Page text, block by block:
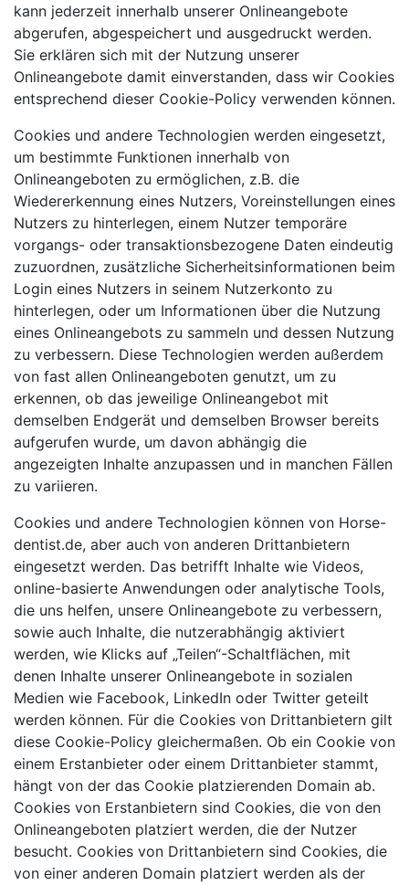
kann jederzeit innerhalb unserer Onlineangebote
abgerufen, abgespeichert und ausgedruckt werden.
Sie erklären sich mit der Nutzung unserer
Onlineangebote damit einverstanden, dass wir Cookies
entsprechend dieser Cookie-Policy verwenden können.
Cookies und andere Technologien werden eingesetzt,
um bestimmte Funktionen innerhalb von
Onlineangeboten zu ermöglichen, z.B. die
Wiedererkennung eines Nutzers, Voreinstellungen eines
Nutzers zu hinterlegen, einem Nutzer temporäre
vorgangs- oder transaktionsbezogene Daten eindeutig
zuzuordnen, zusätzliche Sicherheitsinformationen beim
Login eines Nutzers in seinem Nutzerkonto zu
hinterlegen, oder um Informationen über die Nutzung
eines Onlineangebots zu sammeln und dessen Nutzung
zu verbessern. Diese Technologien werden außerdem
von fast allen Onlineangeboten genutzt, um zu
erkennen, ob das jeweilige Onlineangebot mit
demselben Endgerät und demselben Browser bereits
aufgerufen wurde, um davon abhängig die
angezeigten Inhalte anzupassen und in manchen Fällen
zu variieren.
Cookies und andere Technologien können von Horse-
dentist.de, aber auch von anderen Drittanbietern
eingesetzt werden. Das betrifft Inhalte wie Videos,
online-basierte Anwendungen oder analytische Tools,
die uns helfen, unsere Onlineangebote zu verbessern,
sowie auch Inhalte, die nutzerabhängig aktiviert
werden, wie Klicks auf „Teilen“-Schaltflächen, mit
denen Inhalte unserer Onlineangebote in sozialen
Medien wie Facebook, LinkedIn oder Twitter geteilt
werden können. Für die Cookies von Drittanbietern gilt
diese Cookie-Policy gleichermaßen. Ob ein Cookie von
einem Erstanbieter oder einem Drittanbieter stammt,
hängt von der das Cookie platzierenden Domain ab.
Cookies von Erstanbietern sind Cookies, die von den
Onlineangeboten platziert werden, die der Nutzer
besucht. Cookies von Drittanbietern sind Cookies, die
von einer anderen Domain platziert werden als der